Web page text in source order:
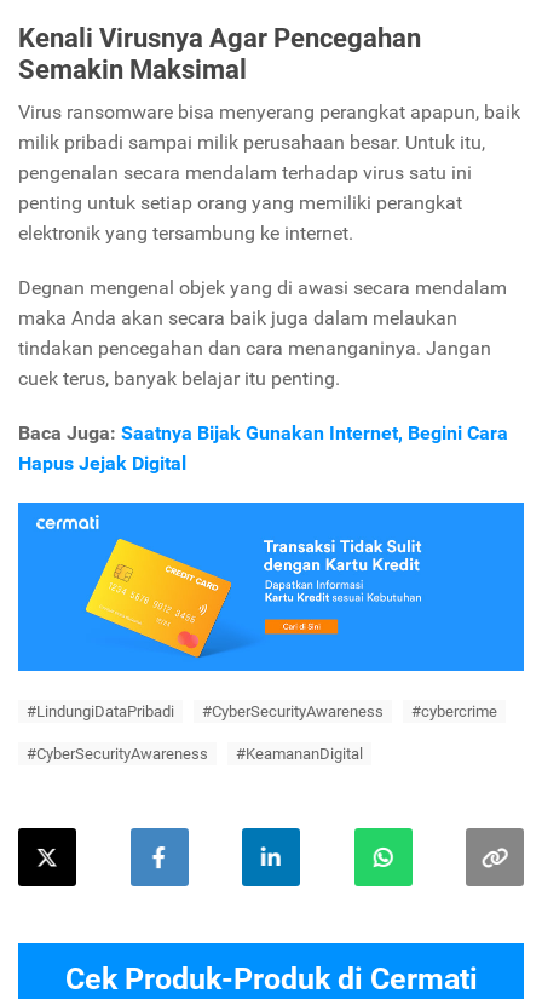
Kenali Virusnya Agar Pencegahan
Semakin Maksimal
Virus ransomware bisa menyerang perangkat apapun, baik
milik pribadi sampai milik perusahaan besar. Untuk itu,
pengenalan secara mendalam terhadap virus satu ini
penting untuk setiap orang yang memiliki perangkat
elektronik yang tersambung ke internet.
Degnan mengenal objek yang di awasi secara mendalam
maka Anda akan secara baik juga dalam melaukan
tindakan pencegahan dan cara menanganinya. Jangan
cuek terus, banyak belajar itu penting.
Baca Juga: Saatnya Bijak Gunakan Internet, Begini Cara
Hapus Jejak Digital
#LindungiDataPribadi #CyberSecurityAwareness #cybercrime
#CyberSecurityAwareness #KeamananDigital
Cek Produk-Produk di Cermati